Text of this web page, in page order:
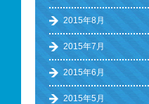
2015年8月
2015年7月
2015年6月
2015年5月